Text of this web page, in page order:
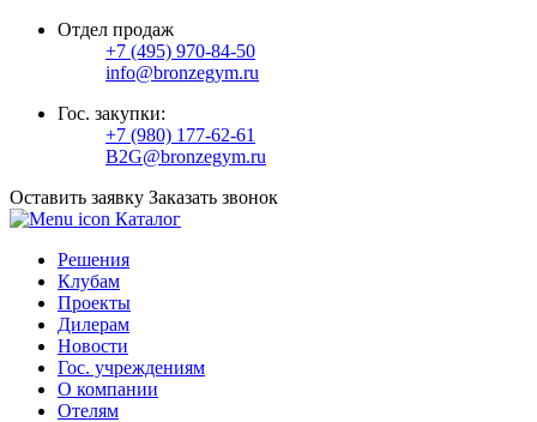
Отдел продаж
+7 (495) 970-84-50
info@bronzegym.ru
Гос. закупки:
+7 (980) 177-62-61
B2G@bronzegym.ru
Оставить заявку Заказать звонок
Каталог
Решения
Клубам
Проекты
Дилерам
Новости
Гос. учреждениям
О компании
Отелям